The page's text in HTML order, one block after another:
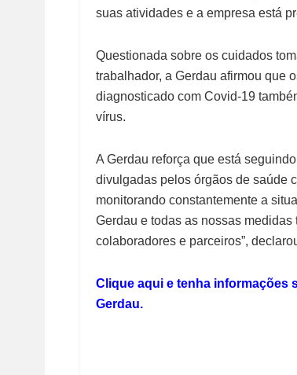
suas atividades e a empresa está
Questionada sobre os cuidados
trabalhador, a Gerdau afirmou que
diagnosticado com Covid-19
vírus.
A Gerdau reforça que está
divulgadas pelos órgãos de saúde
monitorando constantemente a
Gerdau e todas as nossas
colaboradores e parceiros”,
Clique aqui e tenha informações
Gerdau.